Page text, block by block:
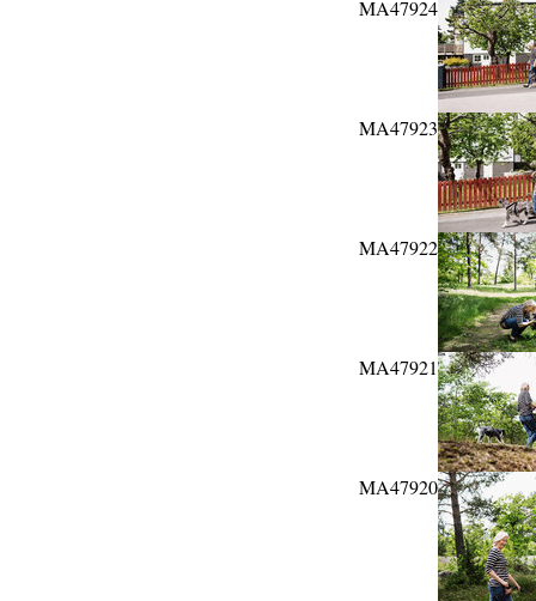
MA47924
MA47923
MA47922
MA47921
MA47920